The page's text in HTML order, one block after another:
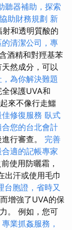
聽器補助，探索
助財務規劃 新
射和透明質酸的
清潔公司，專
酒精和對羥基苯
然成分，可以
為你解決難題
全保護UVA和
來不像行走鱷
修復服務 臥式
合您的台北會計
行審查。 完善
適的記帳專家
使用防曬霜，
出汗或使用毛巾
台胞證，省時又
增強了UVA的保
。 例如，您可
專業抓姦服務，